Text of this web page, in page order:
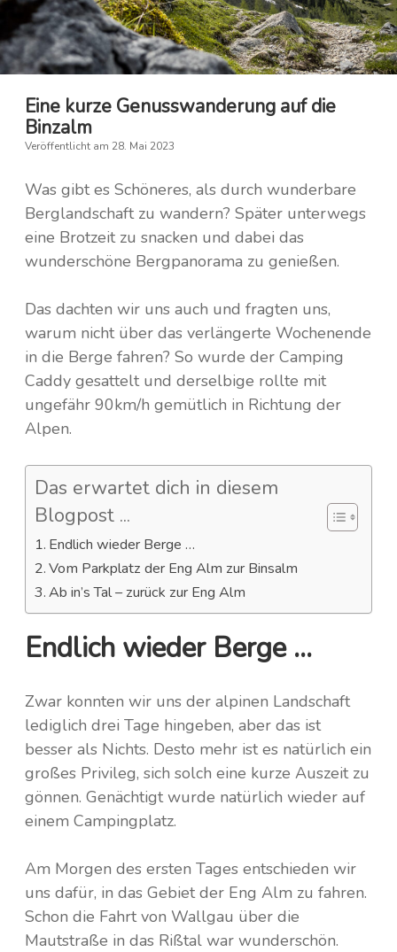
Kambodscha
Laos
Nepal
Saudi-Arabien
Taiwan
Thailand
Türkei
Vietnam
Irland
Island
Italien
Frankreich
Griechenland
Monaco
Niederlande
Norwegen
Polen
Portugal
Schweden
Eine kurze Genusswanderung auf die
Binzalm
Veröffentlicht am 28. Mai 2023
Was gibt es Schöneres, als durch wunderbare
Berglandschaft zu wandern? Später unterwegs
eine Brotzeit zu snacken und dabei das
wunderschöne Bergpanorama zu genießen.
Das dachten wir uns auch und fragten uns,
warum nicht über das verlängerte Wochenende
in die Berge fahren? So wurde der Camping
Caddy gesattelt und derselbige rollte mit
ungefähr 90km/h gemütlich in Richtung der
Alpen.
Das erwartet dich in diesem
Blogpost ...
Endlich wieder Berge …
Vom Parkplatz der Eng Alm zur Binsalm
Ab in’s Tal – zurück zur Eng Alm
Endlich wieder Berge …
Zwar konnten wir uns der alpinen Landschaft
lediglich drei Tage hingeben, aber das ist
besser als Nichts. Desto mehr ist es natürlich ein
großes Privileg, sich solch eine kurze Auszeit zu
gönnen. Genächtigt wurde natürlich wieder auf
einem Campingplatz.
Am Morgen des ersten Tages entschieden wir
uns dafür, in das Gebiet der Eng Alm zu fahren.
Schon die Fahrt von Wallgau über die
Mautstraße in das Rißtal war wunderschön.